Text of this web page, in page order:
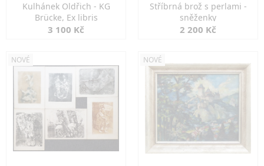
Kulhánek Oldřich - KG
Brücke, Ex libris
3 100 Kč
Stříbrná brož s perlami -
sněženky
2 200 Kč
NOVÉ NOVÉ